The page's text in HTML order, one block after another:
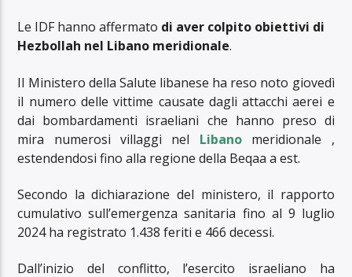
Le IDF hanno affermato di aver colpito obiettivi di
Hezbollah nel Libano meridionale.
Il Ministero della Salute libanese ha reso noto giovedì
il numero delle vittime causate dagli attacchi aerei e
dai bombardamenti israeliani che hanno preso di
mira numerosi villaggi nel Libanomeridionale ,
estendendosi fino alla regione della Beqaa a est.
Secondo la dichiarazione del ministero, il rapporto
cumulativo sull’emergenza sanitaria fino al 9 luglio
2024 ha registrato 1.438 feriti e 466 decessi.
Dall’inizio del conflitto, l’esercito israeliano ha